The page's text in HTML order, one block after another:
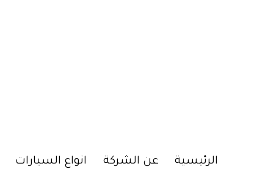
الرئيسية عن الشركة انواع السيارات